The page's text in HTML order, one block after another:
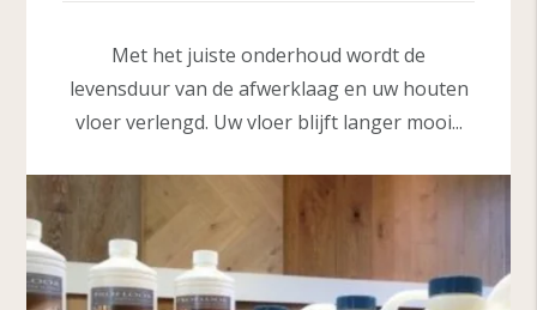
Met het juiste onderhoud wordt de
levensduur van de afwerklaag en uw houten
vloer verlengd. Uw vloer blijft langer mooi...